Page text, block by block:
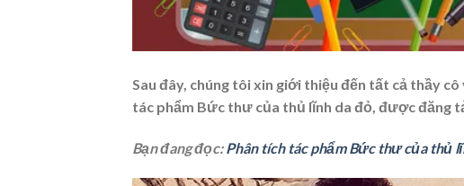
Sau đây, chúng tôi xin giới thiệu đến tất cả thầy
tác phẩm Bức thư của thủ lĩnh da đỏ, được đăng
Bạn đang đọc:Phân tích tác phẩm Bức thư của thủ